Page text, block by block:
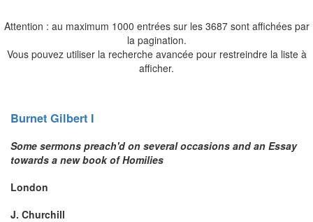
Attention : au maximum 1000 entrées sur les 3687 sont affichées par
la pagination.
Vous pouvez utiliser la recherche avancée pour restreindre la liste à
afficher.
Burnet Gilbert I
Some sermons preach'd on several occasions and an Essay
towards a new book of Homilies
London
J. Churchill